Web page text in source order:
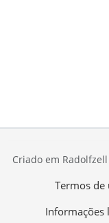
Criado em
Termos de
Informações